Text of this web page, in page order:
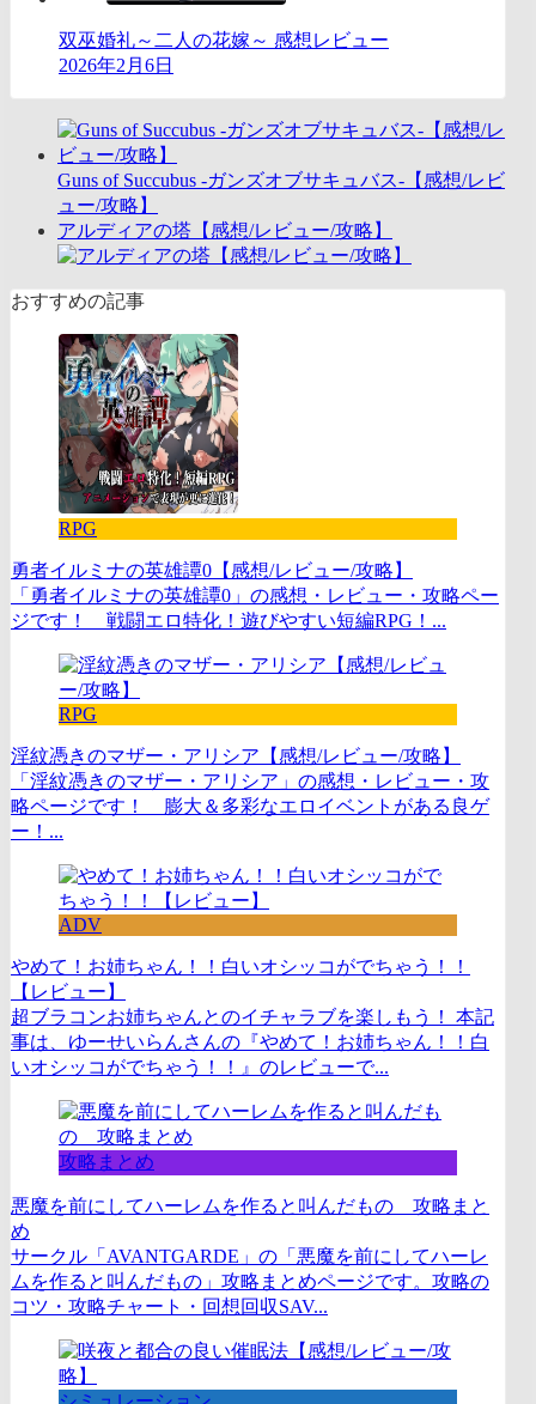
双巫婚礼～二人の花嫁～ 感想レビュー
2026年2月6日
Guns of Succubus -ガンズオブサキュバス-【感想/レビ
ュー/攻略】
アルディアの塔【感想/レビュー/攻略】
おすすめの記事
RPG
勇者イルミナの英雄譚0【感想/レビュー/攻略】
「勇者イルミナの英雄譚0」の感想・レビュー・攻略ペー
ジです！ 戦闘エロ特化！遊びやすい短編RPG！...
RPG
淫紋憑きのマザー・アリシア【感想/レビュー/攻略】
「淫紋憑きのマザー・アリシア」の感想・レビュー・攻
略ページです！ 膨大＆多彩なエロイベントがある良ゲ
ー！...
ADV
やめて！お姉ちゃん！！白いオシッコがでちゃう！！
【レビュー】
超ブラコンお姉ちゃんとのイチャラブを楽しもう！ 本記
事は、ゆーせいらんさんの『やめて！お姉ちゃん！！白
いオシッコがでちゃう！！』のレビューで...
攻略まとめ
悪魔を前にしてハーレムを作ると叫んだもの 攻略まと
め
サークル「AVANTGARDE」の「悪魔を前にしてハーレ
ムを作ると叫んだもの」攻略まとめページです。攻略の
コツ・攻略チャート・回想回収SAV...